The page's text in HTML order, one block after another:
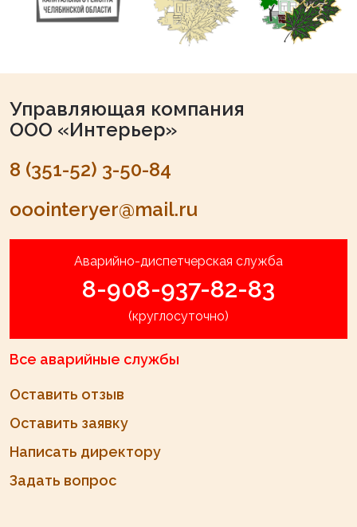
Управляющая компания
ООО «Интерьер»
8 (351-52) 3-50-84
ooointeryer@mail.ru
Аварийно-диспетчерская служба
8-908-937-82-83
(круглосуточно)
Все аварийные службы
Оставить отзыв
Оставить заявку
Написать директору
Задать вопрос